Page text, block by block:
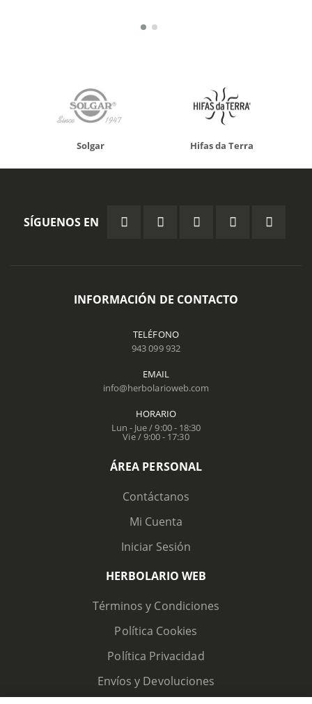
Solgar Hifas da Terra
SÍGUENOS EN
INFORMACIÓN DE CONTACTO
TELÉFONO
943 099 932
EMAIL
info@herbolarioweb.com
HORARIO
Lun - Jue / 9:00 - 18:30
Vie / 9:00 - 17:30
ÁREA PERSONAL
Contáctanos
Mi Cuenta
Iniciar Sesión
HERBOLARIO WEB
Términos y Condiciones
Política Cookies
Política Privacidad
Envíos y Devoluciones